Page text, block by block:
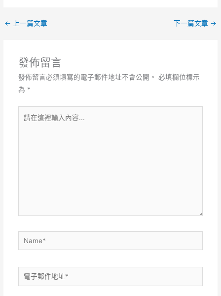
← 上一篇文章 下一篇文章 →
發佈留言
發佈留言必須填寫的電子郵件地址不會公開。 必填欄位標示
為 *
在
Name*
電
子